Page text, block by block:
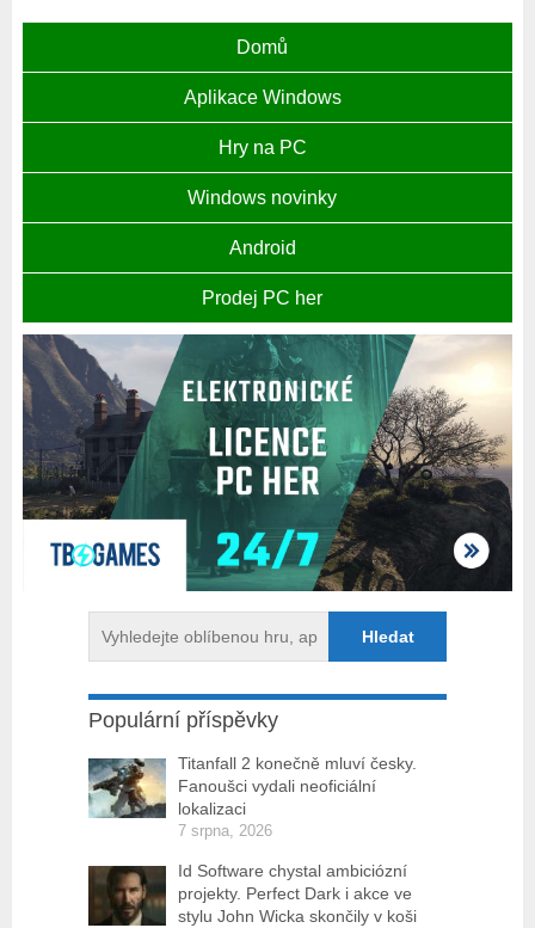
Domů
Aplikace Windows
Hry na PC
Windows novinky
Android
Prodej PC her
Populární příspěvky
Titanfall 2 konečně mluví česky.
Fanoušci vydali neoficiální
lokalizaci
7 srpna, 2026
Id Software chystal ambiciózní
projekty. Perfect Dark i akce ve
stylu John Wicka skončily v koši